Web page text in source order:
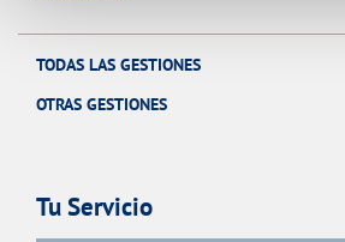
TODAS LAS GESTIONES
OTRAS GESTIONES
Tu Servicio